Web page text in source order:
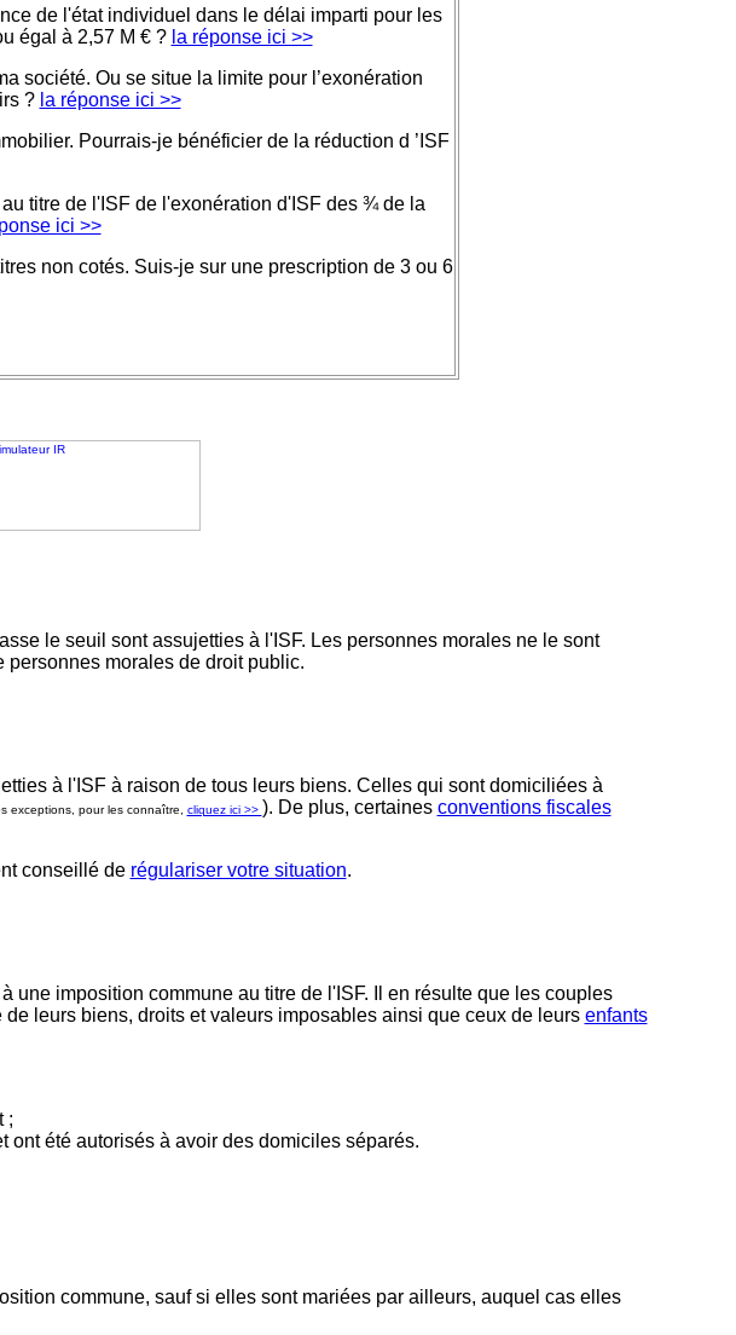
de l'état individuel dans le délai imparti pour les
égal à 2,57 M € ? la réponse ici >>
société. Ou se situe la limite pour l’exonération
? la réponse ici >>
Pourrais-je bénéficier de la réduction d ’ISF
titre de l'ISF de l'exonération d'ISF des ¾ de la
ici >>
non cotés. Suis-je sur une prescription de 3 ou 6
le seuil sont assujetties à l'ISF. Les personnes morales ne le sont
morales de droit public.
à l'ISF à raison de tous leurs biens. Celles qui sont domiciliées à
exceptions, pour les connaître, cliquez ici >> ). De plus, certaines conventions fiscales
conseillé de régulariser votre situation.
une imposition commune au titre de l'ISF. Il en résulte que les couples
leurs biens, droits et valeurs imposables ainsi que ceux de leurs enfants
;
ont été autorisés à avoir des domiciles séparés.
commune, sauf si elles sont mariées par ailleurs, auquel cas elles